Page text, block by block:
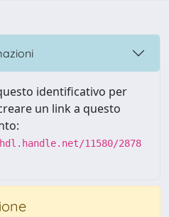
identificativo per
un link a questo
11580/2878